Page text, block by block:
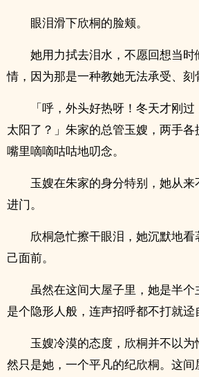
眼泪滑下欣桐的脸颊。
她用力拭去泪水，不愿回想当
情，因为那是一种教她无法承受、刻
「呼，外头好热呀！冬天才刚
太阳了？」朱家的总管玉嫂，两手各
嘴里嘀嘀咕咕地叨念。
玉嫂在朱家的身分特别，她从
进门。
欣桐急忙擦干眼泪，她沉默地
己面前。
虽然在这间大屋子里，她是半
是个隐形人般，连声招呼都不打就迳
玉嫂冷漠的态度，欣桐并不以
然只是她，一个平凡的纪欣桐。这